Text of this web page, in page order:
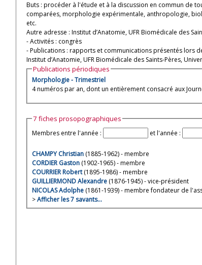
Buts : procéder à l'étude et à la discussion en commun de
comparées, morphologie expérimentale, anthropologie,
etc.
Autre adresse : Institut d’Anatomie, UFR Biomédicale des
- Activités : congrès
- Publications : rapports et communications présentés lors
Institut d’Anatomie, UFR Biomédicale des Saints-Pères,
Publications périodiques
Morphologie - Trimestriel
4 numéros par an, dont un entièrement consacré aux
7 fiches prosopographiques
Membres entre l'année : et l'année :
CHAMPY Christian (1885-1962) - membre
CORDIER Gaston (1902-1965) - membre
COURRIER Robert(1895-1986) - membre
GUILLIERMOND Alexandre (1876-1945) - vice-président
NICOLAS Adolphe (1861-1939) - membre fondateur de
>Afficher les 7 savants…